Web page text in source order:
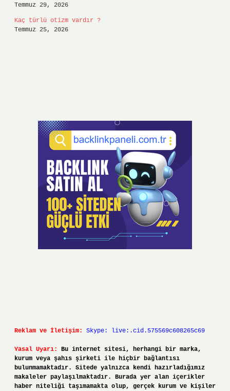
Temmuz 29, 2026
Kaç türlü otizm vardır ?
Temmuz 25, 2026
Reklam ve İletişim: Skype: live:.cid.575569c608265c69
Yasal Uyarı:
Bu internet sitesi, herhangi bir marka,
kurum veya şahıs şirketi ile hiçbir bağlantısı
bulunmamaktadır. Sitede yalnızca kendi hazırladığımız
makaleler paylaşılmaktadır. Burada yer alan içerikler
haber niteliği taşımamakta olup, gerçek kurum ve kişiler